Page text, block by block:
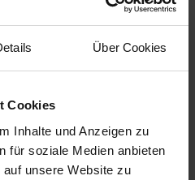
Über Cookies
Cookies
Inhalte und Anzeigen zu
für soziale Medien anbieten
unsere Website zu
oder
nutzen Sie einen dieser Links: